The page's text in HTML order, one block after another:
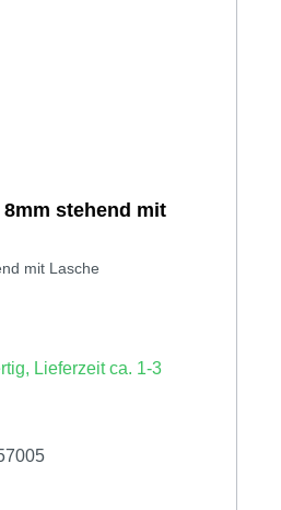
stehend mit
mit Lasche
Lieferzeit ca. 1-3